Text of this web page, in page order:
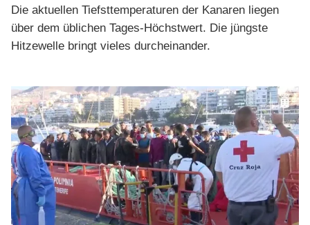
Die aktuellen Tiefsttemperaturen der Kanaren liegen
über dem üblichen Tages-Höchstwert. Die jüngste
Hitzewelle bringt vieles durcheinander.